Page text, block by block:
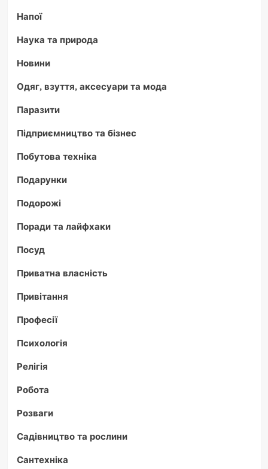
Напої
Наука та природа
Новини
Одяг, взуття, аксесуари та мода
Паразити
Підприємництво та бізнес
Побутова техніка
Подарунки
Подорожі
Поради та лайфхаки
Посуд
Приватна власність
Привітання
Професії
Психологія
Релігія
Робота
Розваги
Садівництво та рослини
Сантехніка